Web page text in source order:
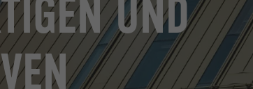
UND